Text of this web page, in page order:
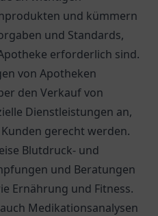
und kümmern
und Standards,
erforderlich sind.
von Apotheken
den Verkauf von
Dienstleistungen an,
gerecht werden.
Blutdruck- und
und Beratungen
Ernährung und Fitness.
Medikationsanalysen